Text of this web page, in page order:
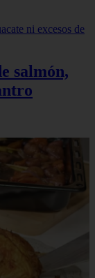
salmón,